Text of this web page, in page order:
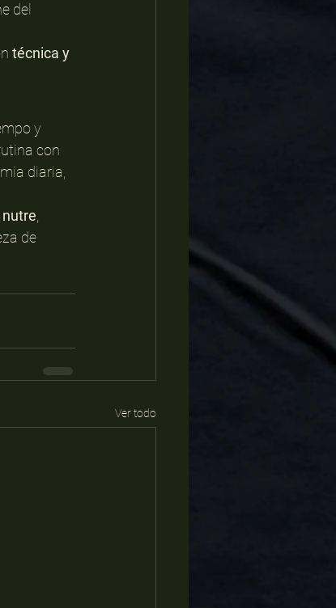
del
técnica y
y
con
diaria,
nutre
de
Ver todo